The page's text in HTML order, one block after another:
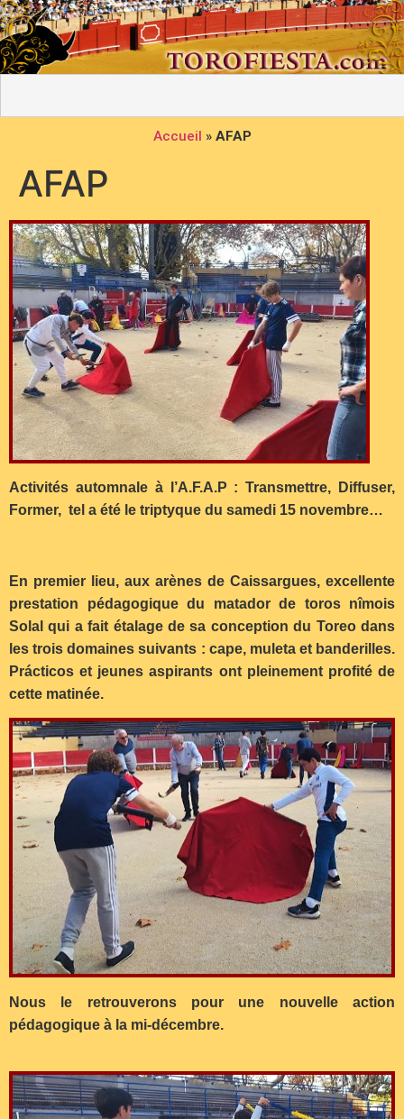
Accueil » AFAP
AFAP
Activités automnale à l’A.F.A.P : Transmettre, Diffuser,
Former, tel a été le triptyque du samedi 15 novembre…
En premier lieu, aux arènes de Caissargues, excellente
prestation pédagogique du matador de toros nîmois
Solal qui a fait étalage de sa conception du Toreo dans
les trois domaines suivants : cape, muleta et banderilles.
Prácticos et jeunes aspirants ont pleinement profité de
cette matinée.
Nous le retrouverons pour une nouvelle action
pédagogique à la mi-décembre.